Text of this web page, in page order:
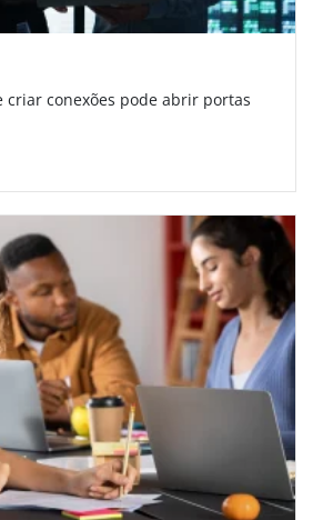
criar conexões pode abrir portas